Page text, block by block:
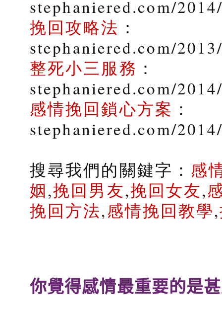
stephaniered.com/
挽回攻略法 ：
stephaniered.com/
整死小三服務 ：
stephaniered.com/
感情挽回鎖心方案 ：
stephaniered.com/
搜尋我們的關鍵字： 感
姻,挽回男友,挽回女友,
挽回方法,感情挽回教學,
你覺得感情最重要的是